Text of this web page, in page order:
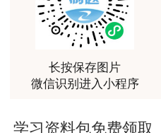
越听越觉得好
用户m2****66
越听越觉得好
用户m2****66
非常非常非常非常棒！！!！
长按保存图片
微信识别进入小程序
学习资料包免费领取